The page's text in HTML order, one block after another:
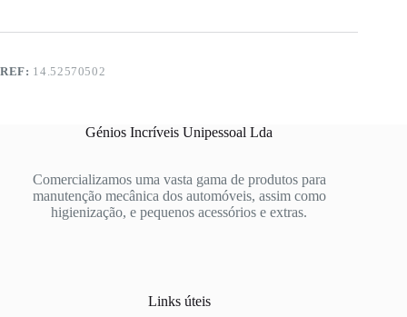
REF: 14.52570502
Génios Incríveis Unipessoal Lda
Comercializamos uma vasta gama de produtos para
manutenção mecânica dos automóveis, assim como
higienização, e pequenos acessórios e extras.
Links úteis